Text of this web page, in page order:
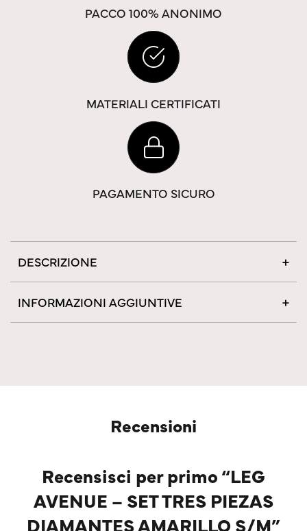
PACCO 100% ANONIMO
MATERIALI CERTIFICATI
PAGAMENTO SICURO
DESCRIZIONE
INFORMAZIONI AGGIUNTIVE
Recensioni
Recensisci per primo “LEG
AVENUE – SET TRES PIEZAS
DIAMANTES AMARILLO S/M”